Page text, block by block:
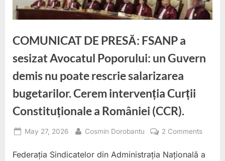
COMUNICAT DE PRESĂ: FSANP a
sesizat Avocatul Poporului: un Guvern
demis nu poate rescrie salarizarea
bugetarilor. Cerem intervenția Curții
Constituționale a României (CCR).
Posted
May 27, 2026 By
Cosmin Dorobantu 2 Commentson
DE
Federația Sindicatelor din Administrația Națională a